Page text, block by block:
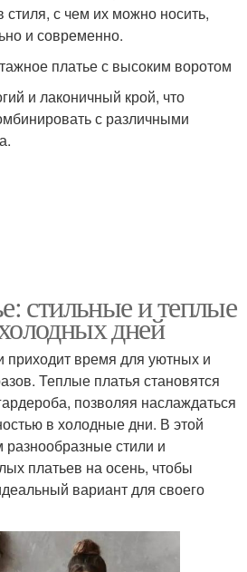
с чем их можно носить,
и современно.
платье с высоким воротом
и лаконичный крой, что
с различными
стильные и теплые
дней
приходит время для уютных и
Теплые платья становятся
позволяя наслаждаться
в холодные дни. В этой
стили и
платьев на осень, чтобы
вариант для своего